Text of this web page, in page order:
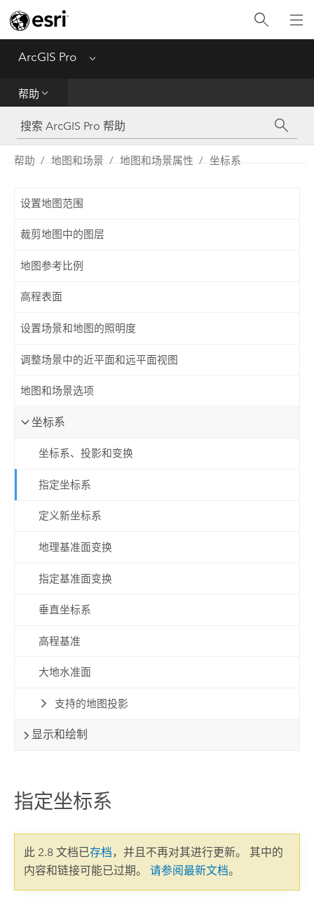
ArcGIS Pro Menu
帮助
工具参考
Python
帮助 地图和场景 地图和场景属性 坐标系
设置地图范围
裁剪地图中的图层
地图参考比例
高程表面
设置场景和地图的照明度
调整场景中的近平面和远平面视图
地图和场景选项
坐标系
坐标系、投影和变换
指定坐标系
定义新坐标系
地理基准面变换
指定基准面变换
垂直坐标系
高程基准
大地水准面
支持的地图投影
显示和绘制
指定坐标系
此 2.8 文档已存档，并且不再对其进行更新。 其中的
内容和链接可能已过期。 请参阅最新文档。